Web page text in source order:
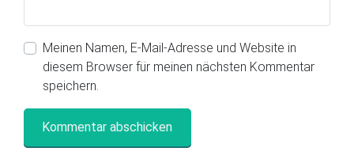
Meinen Namen, E-Mail-Adresse und Website in
diesem Browser für meinen nächsten Kommentar
speichern.